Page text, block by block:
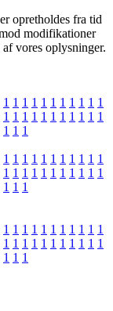
opretholdes fra tid
modifikationer
vores oplysninger.
1 1 1 1 1 1 1 1 1 1 1
1 1 1 1 1 1 1 1 1 1 1
1 1 1
1 1 1 1 1 1 1 1 1 1 1
1 1 1 1 1 1 1 1 1 1 1
1 1 1
1 1 1 1 1 1 1 1 1 1 1
1 1 1 1 1 1 1 1 1 1 1
1 1 1